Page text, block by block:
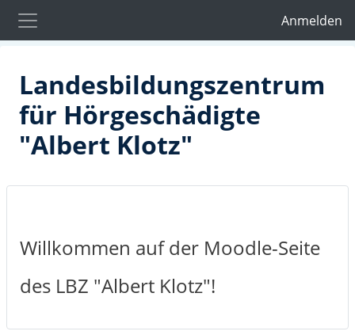
Website-Übersicht
Anmelden
Landesbildungszentrum
für Hörgeschädigte
"Albert Klotz"
Willkommen auf der Moodle-Seite
des LBZ "Albert Klotz"!